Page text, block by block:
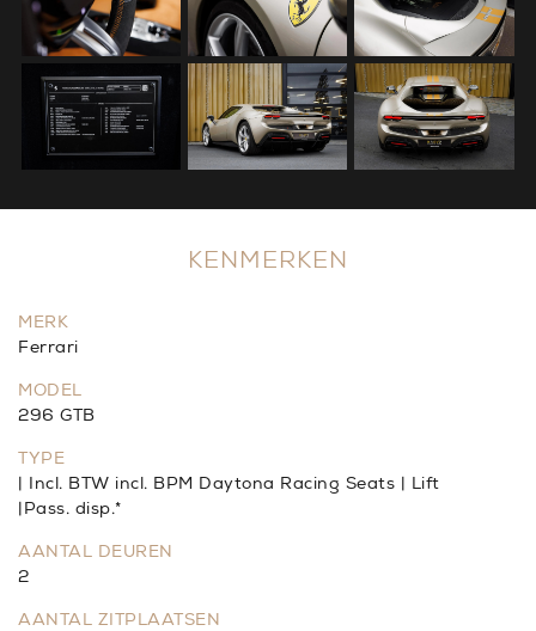
KENMERKEN
MERK
Ferrari
MODEL
296 GTB
TYPE
| Incl. BTW incl. BPM Daytona Racing Seats | Lift
|Pass. disp.*
AANTAL DEUREN
2
AANTAL ZITPLAATSEN